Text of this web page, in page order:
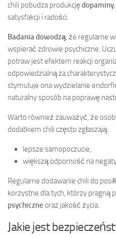
chili pobudza produkcjędopaminy
satysfakcji i radości.
Badania dowodzą, że regularne
wspierać zdrowie psychiczne.
potraw jest efektem reakcji
odpowiedzialną za
stymuluje ona wydzielanie
naturalny sposób na poprawę
Warto również zauważyć, że
dodatkiem chili często zgłaszają:
lepsze samopoczucie,
większą odporność na
Regularne dodawanie chili do
korzystne dla tych, którzy pragną
psychiczne oraz jakość życia.
Jakie jest